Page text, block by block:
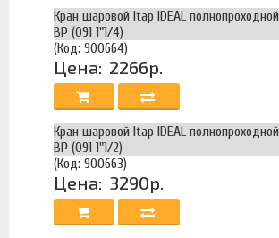
Кран шаровой Itap IDEAL
ВР (091 1"1/4)
(Код: 900664)
Цена: 2266р.
Кран шаровой Itap IDEAL
ВР (091 1"1/2)
(Код: 900663)
Цена: 3290р.